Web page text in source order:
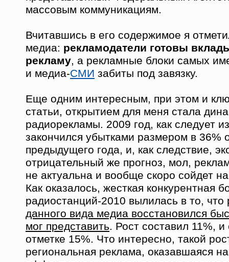
массовым коммуникациям.
Вчитавшись в его содержимое я
медиа: рекламодатели готовы
рекламу, а рекламные блоки самых
и медиа-СМИ забиты под завязку.
Еще одним интересным, при этом и
статьи, открытием для меня стала
радиорекламы. 2009 год, как следует
закончился убытками размером в 36%
предыдущего года, и, как следствие,
отрицательный же прогноз, мол,
не актуальна и вообще скоро сойдет
Как оказалось, жесткая конкурентная
радиостанций-2010 вылилась в то, что
данного вида медиа восстановился
мог представить. Рост составил 11%, и
отметке 15%. Что интересно, такой
региональная реклама, оказавшаяся